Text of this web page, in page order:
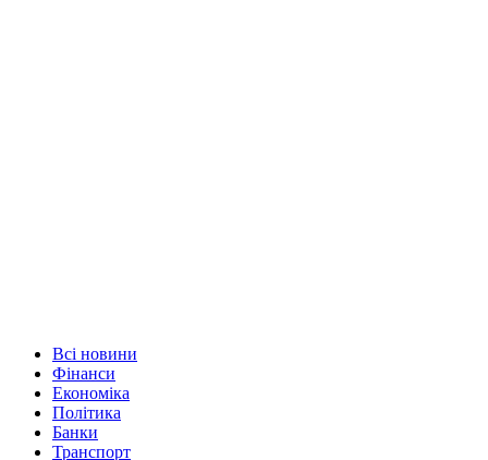
Всі новини
Фінанси
Економіка
Політика
Банки
Транспорт